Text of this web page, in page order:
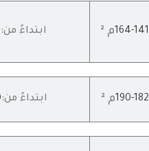
141
-164 م ² ابتداءً من:
182
-190 م ² ابتداءً من: